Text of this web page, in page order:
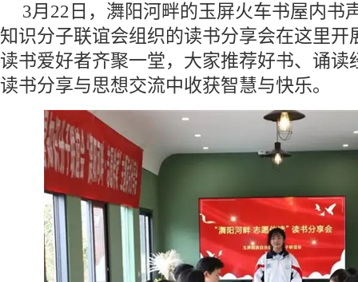
3月22日，㵲阳河畔的玉屏火车书屋内书
知识分子联谊会组织的读书分享会在这里开
读书爱好者齐聚一堂，大家推荐好书、诵读
读书分享与思想交流中收获智慧与快乐。